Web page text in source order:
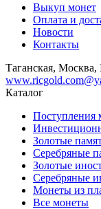
Выкуп монет
Оплата и
Новости
Контакты
Таганская,
Каталог
Поступления
Золотые
Серебряные
Золотые
Серебряные
Монеты из
Все монеты